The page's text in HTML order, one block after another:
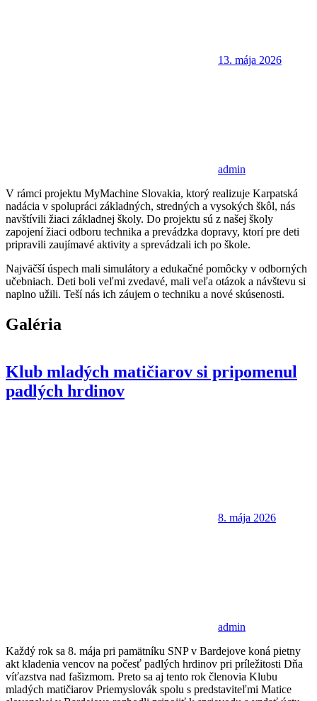
13. mája 2026
admin
V rámci projektu MyMachine Slovakia, ktorý realizuje Karpatská
nadácia v spolupráci základných, stredných a vysokých škôl, nás
navštívili žiaci základnej školy. Do projektu sú z našej školy
zapojení žiaci odboru technika a prevádzka dopravy, ktorí pre deti
pripravili zaujímavé aktivity a sprevádzali ich po škole.
Najväčší úspech mali simulátory a edukačné pomôcky v odborných
učebniach. Deti boli veľmi zvedavé, mali veľa otázok a návštevu si
naplno užili. Teší nás ich záujem o techniku a nové skúsenosti.
Galéria
Klub mladých matičiarov si pripomenul
padlých hrdinov
8. mája 2026
admin
Každý rok sa 8. mája pri pamätníku SNP v Bardejove koná pietny
akt kladenia vencov na počesť padlých hrdinov pri príležitosti Dňa
víťazstva nad fašizmom. Preto sa aj tento rok členovia Klubu
mladých matičiarov Priemyslovák spolu s predstaviteľmi Matice